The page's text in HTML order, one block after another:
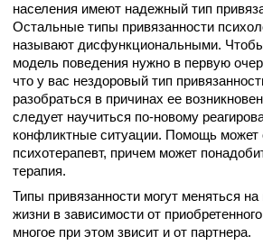
населения имеют надежный тип
Остальные типы привязанности
называют дисфункциональными.
модель поведения нужно в первую
что у вас нездоровый тип
разобраться в причинах ее
следует научиться по-новому
конфликтные ситуации. Помощь может
психотерапевт, причем может
терапия.
Типы привязанности могут меняться
жизни в зависимости от
многое при этом звисит и от партнера.